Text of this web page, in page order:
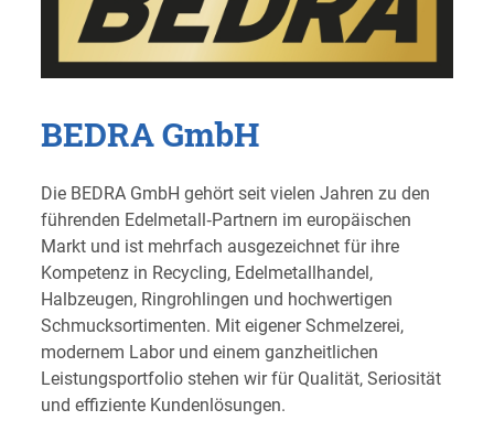
BEDRA GmbH
Die BEDRA GmbH gehört seit vielen Jahren zu den
führenden Edelmetall‑Partnern im europäischen
Markt und ist mehrfach ausgezeichnet für ihre
Kompetenz in Recycling, Edelmetallhandel,
Halbzeugen, Ringrohlingen und hochwertigen
Schmucksortimenten. Mit eigener Schmelzerei,
modernem Labor und einem ganzheitlichen
Leistungsportfolio stehen wir für Qualität, Seriosität
und effiziente Kundenlösungen.